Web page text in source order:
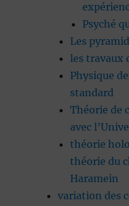
Psyché
Les
les travaux
Physique
standard
Théorie de
avec
théorie
théorie du
Haramein
variation des